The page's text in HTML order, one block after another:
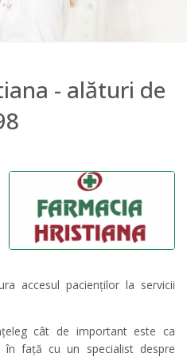
- alături de
accesul pacienților la servicii
cât de important este ca
față cu un specialist despre